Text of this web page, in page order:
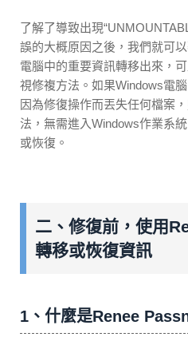
了解了導致出現
誤的大概原因之後，我們就可
電腦中的重要資訊轉移出來，
視修複方法。如果Windows電
因為修復操作而丟失任何檔案
法，無需進入Windows作業系
或恢復。
二、修復前，使用
轉移或恢復資訊
1、什麼是Renee